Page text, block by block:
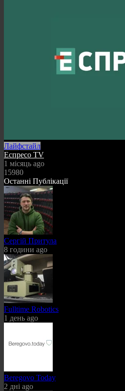
Лайфстайл
Еспресо TV
1 місяць ago
15980
Останні Публікації
Сергій Притула
8 години ago
Fulltime Robotics
1 день ago
Beregovo Today
2 дні ago